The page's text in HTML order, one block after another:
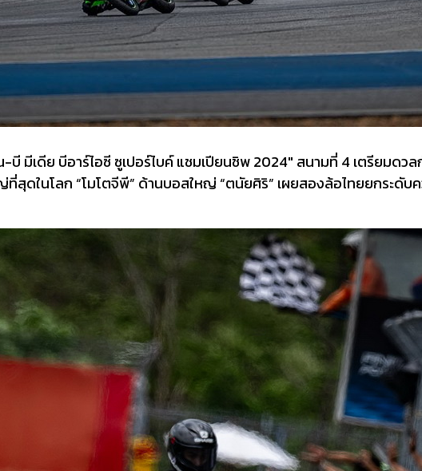
มีเดีย บีอาร์ไอซี ซูเปอร์ไบค์ แชมเปียนชิพ 2024" สนามที่ 4 เตรียมดว
ดในโลก “โมโตจีพี” ด้านบอสใหญ่ “ตนัยศิริ” เผยสองล้อไทยยกระดับ